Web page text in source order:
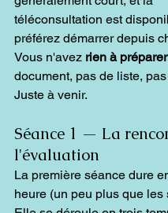
téléconsultation est
préférez démarrer depuis
Vous n'avez rien à préparer
document, pas de liste,
Juste à venir.
Séance 1 — La
l'évaluation
La première séance dure
heure (un peu plus que les